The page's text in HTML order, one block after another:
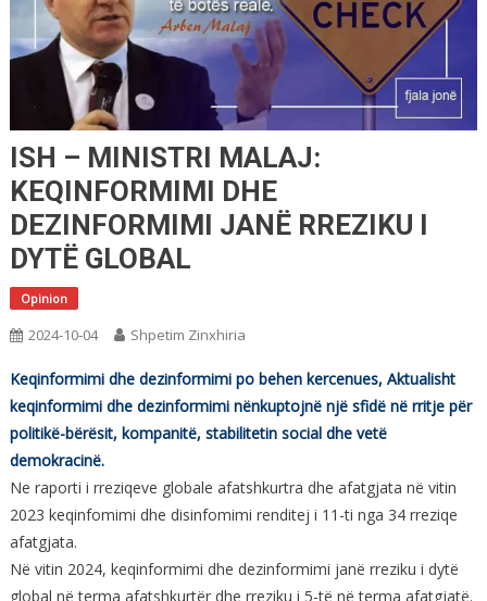
ISH – MINISTRI MALAJ:
KEQINFORMIMI DHE
DEZINFORMIMI JANË RREZIKU I
DYTË GLOBAL
Opinion
2024-10-04 Shpetim Zinxhiria
Keqinformimi dhe dezinformimi po behen kercenues, Aktualisht
keqinformimi dhe dezinformimi nënkuptojnë një sfidë në rritje për
politikë-bërësit, kompanitë, stabilitetin social dhe vetë
demokracinë.
Ne raporti i rreziqeve globale afatshkurtra dhe afatgjata në vitin
2023 keqinfomimi dhe disinfomimi renditej i 11-ti nga 34 rreziqe
afatgjata.
Në vitin 2024, keqinformimi dhe dezinformimi janë rreziku i dytë
global në terma afatshkurtër dhe rreziku i 5-të në terma afatgjatë.